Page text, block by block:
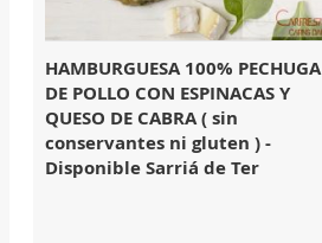
HAMBURGUESA 100% PECHUGA
DE POLLO CON ESPINACAS Y
QUESO DE CABRA ( sin
conservantes ni gluten ) -
Disponible Sarriá de Ter